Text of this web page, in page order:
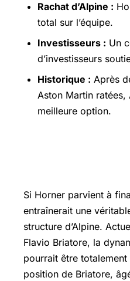
Rachat d’Alpine :
total sur l’équipe.
Investisseurs : Un
d’investisseurs
Historique : Après
Aston Martin
meilleure option.
Si Horner parvient à
entraînerait une
structure d’Alpine.
Flavio Briatore, la
pourrait être
position de Briatore,